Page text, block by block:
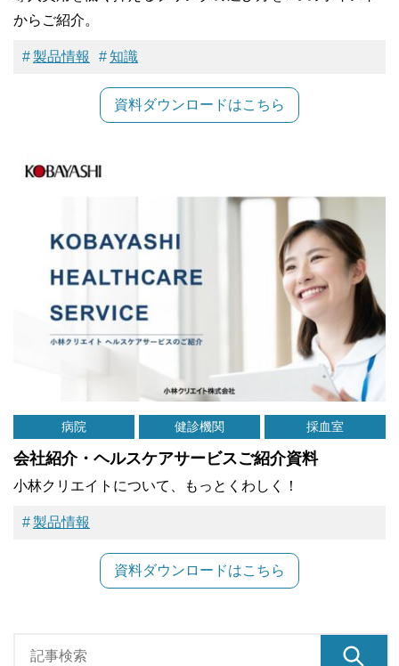
からご紹介。
製品情報 知識
資料ダウンロードはこちら
病院 健診機関 採血室
会社紹介・ヘルスケアサービスご紹介資料
小林クリエイトについて、もっとくわしく！
製品情報
資料ダウンロードはこちら